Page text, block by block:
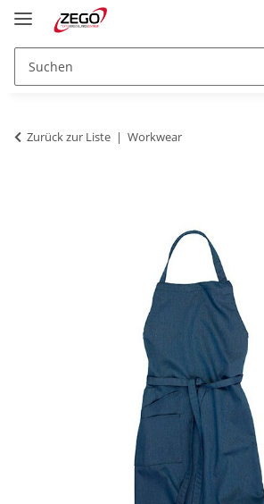
Zurück zur Liste Workwear